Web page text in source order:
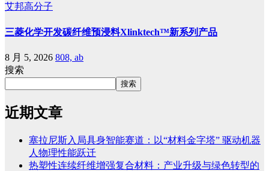
艾邦高分子
三菱化学开发碳纤维预浸料Xlinktech™新系列产品
8 月 5, 2026 808, ab
搜索
搜索
近期文章
塞拉尼斯入局具身智能赛道：以“材料金字塔” 驱动机器
人物理性能跃迁
热塑性连续纤维增强复合材料：产业升级与绿色转型的